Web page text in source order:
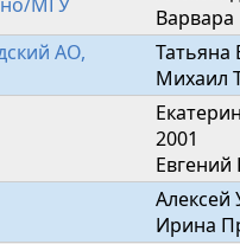
АО,
Татьяна
Михаил
2001
Евгений
Алексей
Ирина